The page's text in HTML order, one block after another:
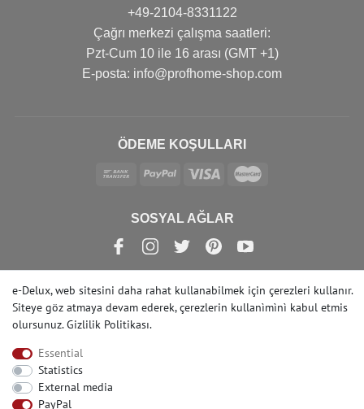
+49-2104-8331122
Çağrı merkezi çalışma saatleri:
Pzt-Cum 10 ile 16 arası (GMT +1)
Е-posta: info@profhome-shop.com
ÖDEME KOŞULLARI
SOSYAL AĞLAR
© Copyright 2022 | e-Delux GmbH
e-Delux, web sitesini daha rahat kullanabilmek için çerezleri kullanır.
Siteye göz atmaya devam ederek, çerezlerin kullanìmìnì kabul etmis
olursunuz.Gizlilik Politikası.
Essential
Statistics
External media
PayPal